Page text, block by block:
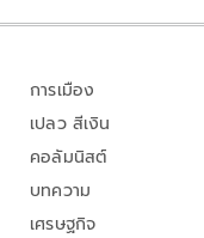
การเมือง
เปลว สีเงิน
คอลัมนิสต์
บทความ
เศรษฐกิจ